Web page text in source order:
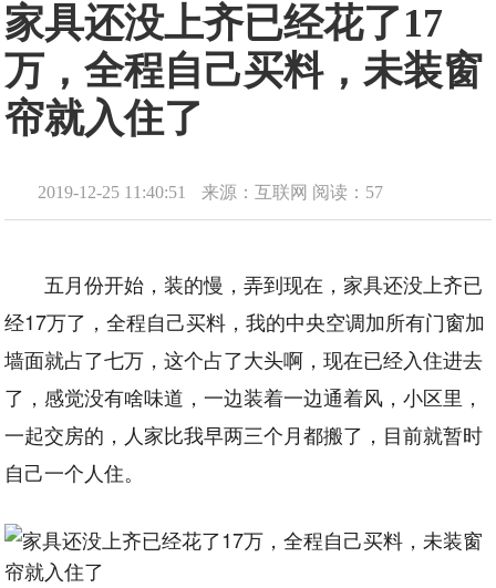
家具还没上齐已经花了17
万，全程自己买料，未装窗
帘就入住了
2019-12-25 11:40:51 来源：互联网 阅读：57
五月份开始，装的慢，弄到现在，家具还没上齐已
经17万了，全程自己买料，我的中央空调加所有门窗加
墙面就占了七万，这个占了大头啊，现在已经入住进去
了，感觉没有啥味道，一边装着一边通着风，小区里，
一起交房的，人家比我早两三个月都搬了，目前就暂时
自己一个人住。